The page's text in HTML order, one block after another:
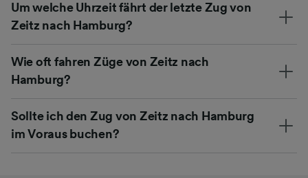
Um welche Uhrzeit fährt der letzte Zug von
Zeitz nach Hamburg?
Wie oft fahren Züge von Zeitz nach
Hamburg?
Sollte ich den Zug von Zeitz nach Hamburg
im Voraus buchen?